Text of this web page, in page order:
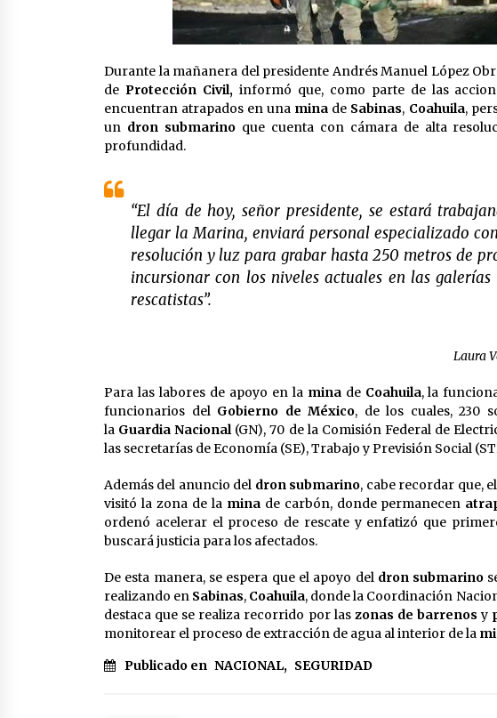
Durante la mañanera del presidente Andrés Manuel López
de Protección Civil,informó que, como parte de las
encuentran atrapados en una mina de Sabinas, Coahuila,
un dron submarinoque cuenta con cámara de alta
profundidad.
“El día de hoy, señor presidente, se estará
llegar la Marina, enviará personal especializado
resolución y luz para grabar hasta 250 metros de
incursionar con los niveles actuales en las
rescatistas”.
Laura
Para las labores de apoyo en la minade Coahuila, la
funcionarios del Gobierno de México, de los cuales, 230
la Guardia Nacional(GN), 70 de la Comisión Federal de
las secretarías de Economía (SE), Trabajo y Previsión Social
Además del anuncio del dron submarino, cabe recordar que,
visitó la zona de la minade carbón, donde permanecen
ordenó acelerar el proceso de rescate y enfatizó que
buscará justicia para los afectados.
De esta manera, se espera que el apoyo del dron submarino
realizando en Sabinas, Coahuila, donde la Coordinación
destaca que se realiza recorrido por las zonas de barrenos y
monitorear el proceso de extracción de agua al interior de la
Publicado en NACIONAL, SEGURIDAD